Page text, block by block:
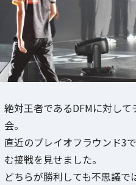
絶対王者であるDFMに対し
会。
直近のプレイオフラウンド3
む接戦を見せました。
どちらが勝利しても不思議で